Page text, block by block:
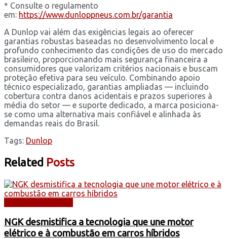
* Consulte o regulamento
em: https://www.dunloppneus.com.br/garantia
A Dunlop vai além das exigências legais ao oferecer
garantias robustas baseadas no desenvolvimento local e
profundo conhecimento das condições de uso do mercado
brasileiro, proporcionando mais segurança financeira a
consumidores que valorizam critérios nacionais e buscam
proteção efetiva para seu veículo. Combinando apoio
técnico especializado, garantias ampliadas — incluindo
cobertura contra danos acidentais e prazos superiores à
média do setor — e suporte dedicado, a marca posiciona-
se como uma alternativa mais confiável e alinhada às
demandas reais do Brasil.
Tags: Dunlop
Related Posts
NGK desmistifica a tecnologia que une motor
elétrico e à combustão em carros híbridos